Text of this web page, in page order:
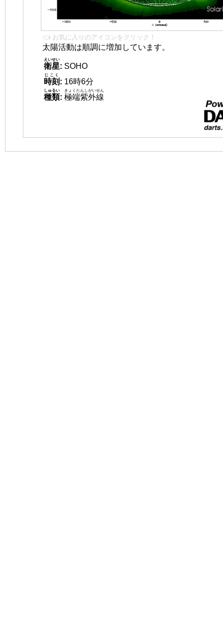
👈 お気に入りのアイコンをクリック！
太陽活動は順調に増加しています。
衛星
えいせい
: SOHO
時刻
じこく
: 16時6分
種類
しゅるい
: 極端紫外線
きょくたんしがいせん